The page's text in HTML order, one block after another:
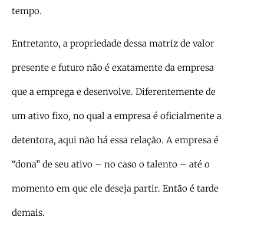
tempo.
Entretanto, a propriedade dessa matriz de valor
presente e futuro não é exatamente da empresa
que a emprega e desenvolve. Diferentemente de
um ativo fixo, no qual a empresa é oficialmente a
detentora, aqui não há essa relação. A empresa é
“dona” de seu ativo – no caso o talento – até o
momento em que ele deseja partir. Então é tarde
demais.